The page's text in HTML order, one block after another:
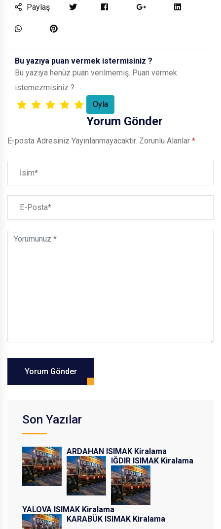
Paylaş
Bu yazıya puan vermek istermisiniz ?
Bu yazıya henüz puan verilmemiş. Puan vermek
istemezmisiniz ?
Yorum Gönder
E-posta Adresiniz Yayınlanmayacaktır. Zorunlu Alanlar *
Yorum Gönder
Son Yazılar
ARDAHAN ISIMAK Kiralama
IĞDIR ISIMAK Kiralama
YALOVA ISIMAK Kiralama
KARABÜK ISIMAK Kiralama